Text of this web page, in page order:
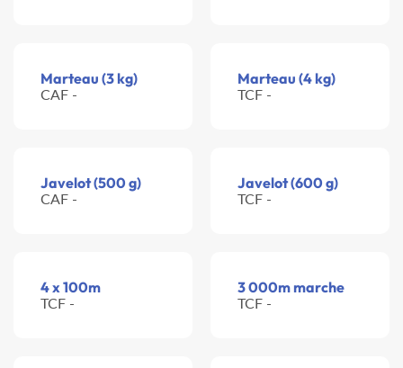
Marteau (3 kg)
CAF -
Marteau (4 kg)
TCF -
Javelot (500 g)
CAF -
Javelot (600 g)
TCF -
4 x 100m
TCF -
3 000m marche
TCF -